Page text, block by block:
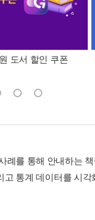
도서 할인 쿠폰
를 통해 안내하는
통계 데이터를 시